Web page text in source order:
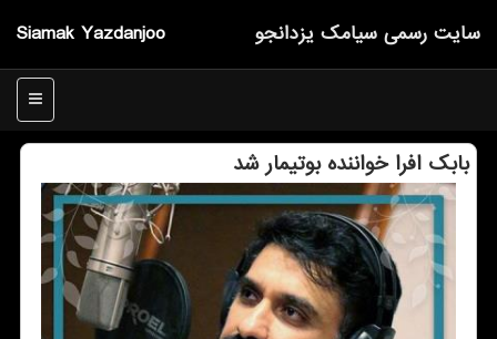
Siamak Yazdanjoo سایت رسمی سیامك یزدانجو
منو
بابك افرا خواننده بوتیمار شد